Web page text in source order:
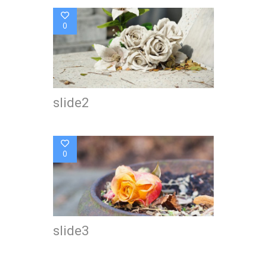
0
slide2
0
slide3